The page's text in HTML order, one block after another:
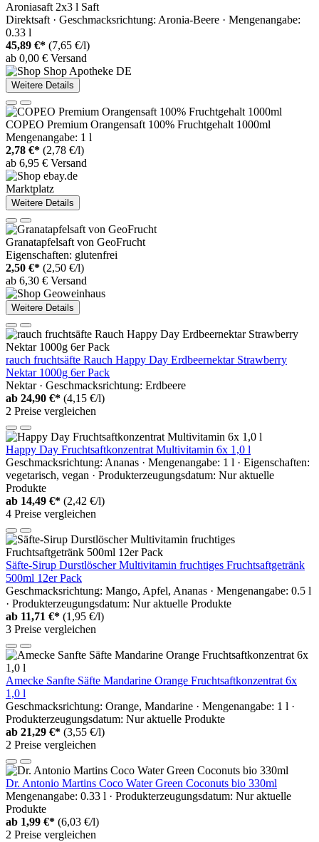
Aroniasaft 2x3 l Saft
Direktsaft · Geschmacksrichtung: Aronia-Beere · Mengenangabe:
0.33 l
45,89 €* (7,65 €/l)
ab 0,00 € Versand
Weitere Details
COPEO Premium Orangensaft 100% Fruchtgehalt 1000ml
Mengenangabe: 1 l
2,78 €* (2,78 €/l)
ab 6,95 € Versand
Marktplatz
Weitere Details
Granatapfelsaft von GeoFrucht
Eigenschaften: glutenfrei
2,50 €* (2,50 €/l)
ab 6,30 € Versand
Weitere Details
rauch fruchtsäfte Rauch Happy Day Erdbeernektar Strawberry
Nektar 1000g 6er Pack
Nektar · Geschmacksrichtung: Erdbeere
ab 24,90 €* (4,15 €/l)
2 Preise vergleichen
Happy Day Fruchtsaftkonzentrat Multivitamin 6x 1,0 l
Geschmacksrichtung: Ananas · Mengenangabe: 1 l · Eigenschaften:
vegetarisch, vegan · Produkterzeugungsdatum: Nur aktuelle
Produkte
ab 14,49 €* (2,42 €/l)
4 Preise vergleichen
Säfte-Sirup Durstlöscher Multivitamin fruchtiges Fruchtsaftgetränk
500ml 12er Pack
Geschmacksrichtung: Mango, Apfel, Ananas · Mengenangabe: 0.5 l
· Produkterzeugungsdatum: Nur aktuelle Produkte
ab 11,71 €* (1,95 €/l)
3 Preise vergleichen
Amecke Sanfte Säfte Mandarine Orange Fruchtsaftkonzentrat 6x
1,0 l
Geschmacksrichtung: Orange, Mandarine · Mengenangabe: 1 l ·
Produkterzeugungsdatum: Nur aktuelle Produkte
ab 21,29 €* (3,55 €/l)
2 Preise vergleichen
Dr. Antonio Martins Coco Water Green Coconuts bio 330ml
Mengenangabe: 0.33 l · Produkterzeugungsdatum: Nur aktuelle
Produkte
ab 1,99 €* (6,03 €/l)
2 Preise vergleichen